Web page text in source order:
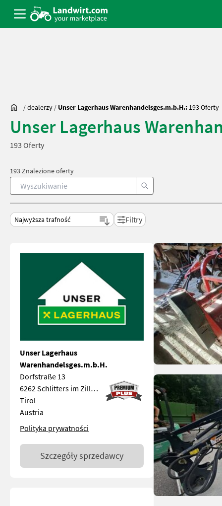
/dealerzy / Unser Lagerhaus Warenhandelsges.m.b.H.: 193 Oferty
Unser Lagerhaus
193 Oferty
193 Znalezione oferty
Filtry
Unser Lagerhaus
Warenhandelsges.m.b.H.
Dorfstraße 13
6262 Schlitters im Zillertal
Tirol
Austria
Polityka prywatności
Szczegóły sprzedawcy